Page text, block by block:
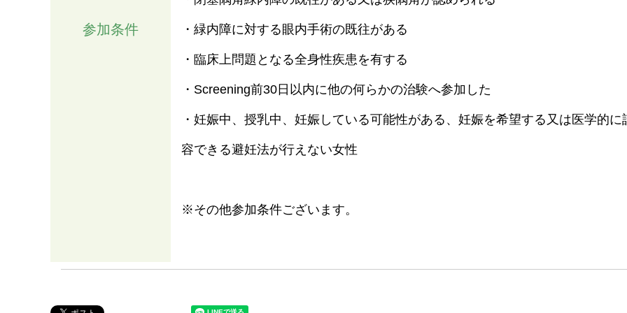
参加条件 ・緑内障に対する眼内手術の既往がある
・臨床上問題となる全身性疾患を有する
・Screening前30日以内に他の何らかの治験へ参加した
・妊娠中、授乳中、妊娠している可能性がある、妊娠を希望する又は医学的に
容できる避妊法が行えない女性
※その他参加条件ございます。